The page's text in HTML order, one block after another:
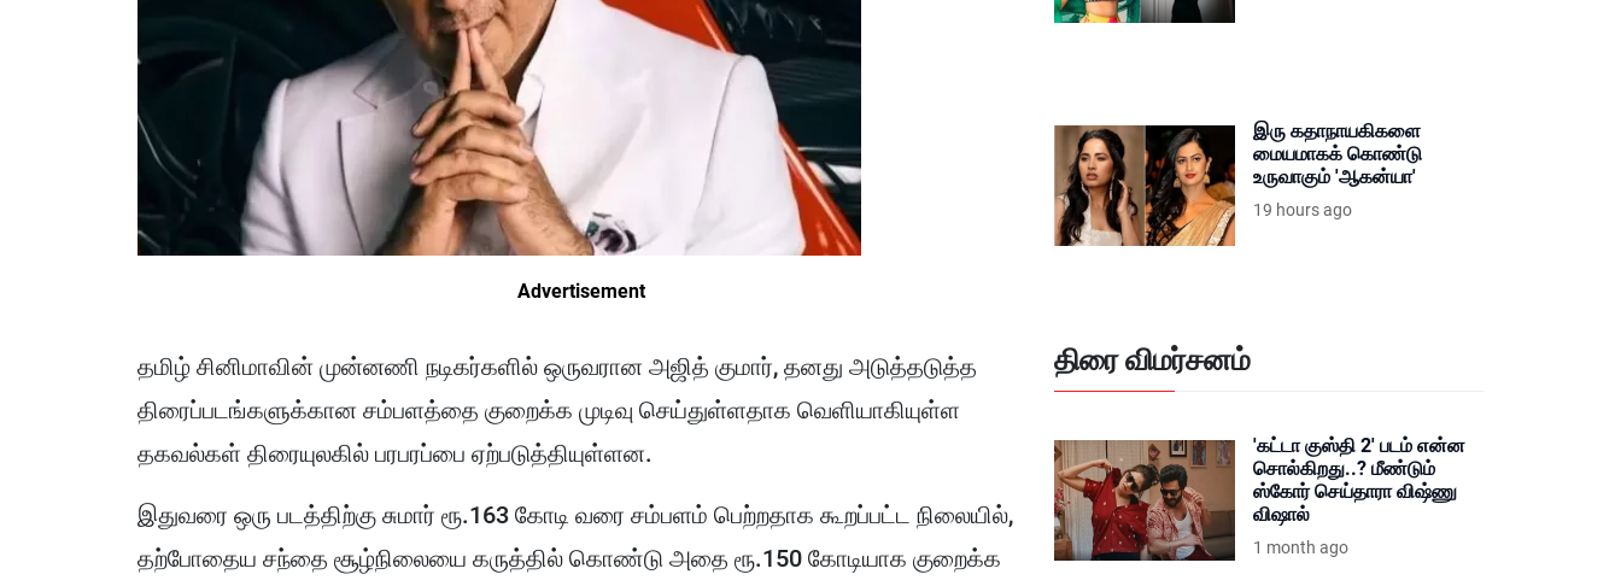
Advertisement
தமிழ் சினிமாவின் முன்னணி நடிகர்களில் ஒருவரான அஜித் குமார், தனது அடுத்தடுத்த
திரைப்படங்களுக்கான சம்பளத்தை குறைக்க முடிவு செய்துள்ளதாக வெளியாகியுள்ள
தகவல்கள் திரையுலகில் பரபரப்பை ஏற்படுத்தியுள்ளன.
இதுவரை ஒரு படத்திற்கு சுமார் ரூ.163 கோடி வரை சம்பளம் பெற்றதாக கூறப்பட்ட நிலையில்,
தற்போதைய சந்தை சூழ்நிலையை கருத்தில் கொண்டு அதை ரூ.150 கோடியாக குறைக்க
இரு கதாநாயகிகளை
மையமாகக் கொண்டு
உருவாகும் 'ஆகன்யா'
19 hours ago
திரை விமர்சனம்
'கட்டா குஸ்தி 2' படம் என்ன
சொல்கிறது..? மீண்டும்
ஸ்கோர் செய்தாரா விஷ்ணு
விஷால்
1 month ago